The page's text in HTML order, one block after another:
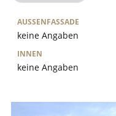
AUSSENFASSADE
keine Angaben
INNEN
keine Angaben